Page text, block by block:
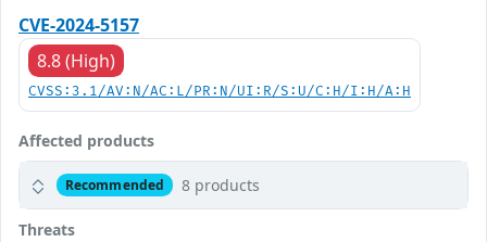
CVE-2024-5157
8.8 (High)
CVSS:3.1/AV:N/AC:L/PR:N/UI:R/S:U/C:H/I:H/A:H
Affected products
Recommended 8 products
Threats